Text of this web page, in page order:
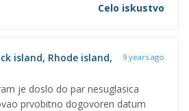
Celo iskustvo
island, Rhode island,
9 years ago
je doslo do par nesuglasica
prvobitno dogovoren datum